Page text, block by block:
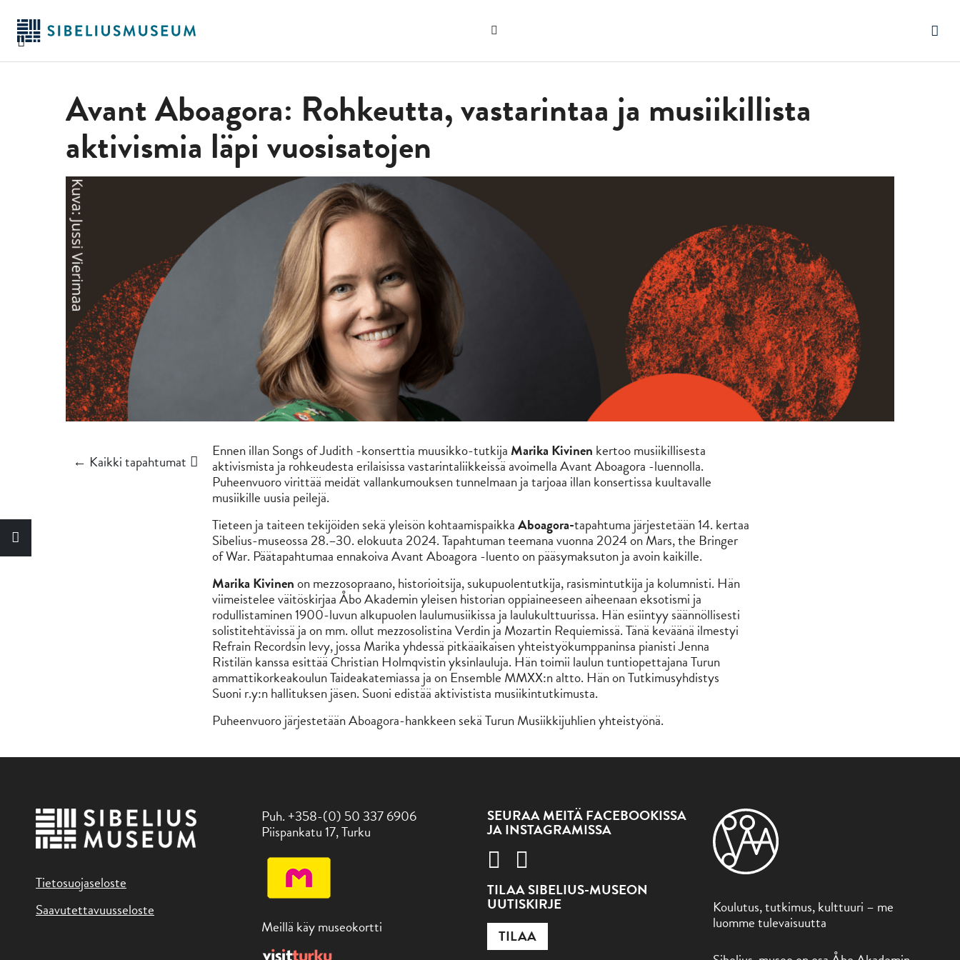
pääsisältöön
Hae
Avant Aboagora: Rohkeutta, vastarintaa ja musiikillista
aktivismia läpi vuosisatojen
← Kaikki tapahtumat
Ennen illan Songs of Judith -konserttia muusikko-tutkija Marika Kivinen kertoo musiikillisesta
aktivismista ja rohkeudesta erilaisissa vastarintaliikkeissä avoimella Avant Aboagora -luennolla.
Puheenvuoro virittää meidät vallankumouksen tunnelmaan ja tarjoaa illan konsertissa kuultavalle
musiikille uusia peilejä.
Tieteen ja taiteen tekijöiden sekä yleisön kohtaamispaikkaAboagora-tapahtuma järjestetään 14. kertaa
Sibelius-museossa 28.–30. elokuuta 2024. Tapahtuman teemana vuonna 2024 on Mars, the Bringer
of War. Päätapahtumaa ennakoiva Avant Aboagora -luento on pääsymaksuton ja avoin kaikille.
Marika Kivinenon mezzosopraano, historioitsija, sukupuolentutkija, rasismintutkija ja kolumnisti. Hän
viimeistelee väitöskirjaa Åbo Akademin yleisen historian oppiaineeseen aiheenaan eksotismi ja
rodullistaminen 1900-luvun alkupuolen laulumusiikissa ja laulukulttuurissa. Hän esiintyy säännöllisesti
solistitehtävissä ja on mm. ollut mezzosolistina Verdin ja Mozartin Requiemissä. Tänä keväänä ilmestyi
Refrain Recordsin levy, jossa Marika yhdessä pitkäaikaisen yhteistyökumppaninsa pianisti Jenna
Ristilän kanssa esittää Christian Holmqvistin yksinlauluja. Hän toimii laulun tuntiopettajana Turun
ammattikorkeakoulun Taideakatemiassa ja on Ensemble MMXX:n altto. Hän on Tutkimusyhdistys
Suoni r.y:n hallituksen jäsen. Suoni edistää aktivistista musiikintutkimusta.
Puheenvuoro järjestetään Aboagora-hankkeen sekä Turun Musiikkijuhlien yhteistyönä.
Tietosuojaseloste
Saavutettavuusseloste
Puh. +358-(0) 50 337 6906
Piispankatu 17, Turku
Meillä käy museokortti
SEURAA MEITÄ FACEBOOKISSA
JA INSTAGRAMISSA
TILAA SIBELIUS-MUSEON
UUTISKIRJE
TILAA
Koulutus, tutkimus, kulttuuri – me
luomme tulevaisuutta